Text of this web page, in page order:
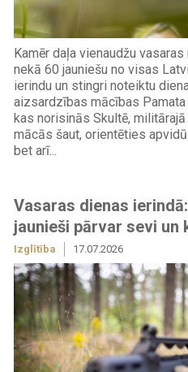
Kamēr daļa vienaudžu
nekā 60 jauniešu no visas
ierindu un stingri noteiktu
aizsardzības mācības
kas norisinās Skultē,
mācās šaut, orientēties
bet arī...
Vasaras dienas
jaunieši pārvar sevi un
Izglītība 17.07.2026